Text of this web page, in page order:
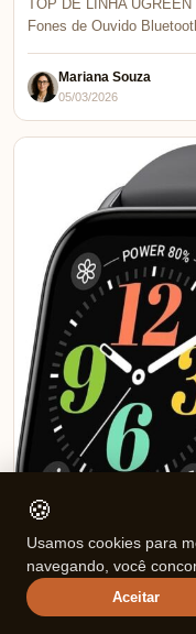
TOP DE LINHA
Fones de Ouvido
Mariana Souza
05/03/2026
🍪
Usamos cookies para
navegando, você
Aceitar